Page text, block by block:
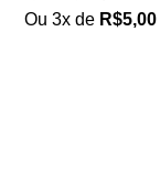
Ou 3x de R$5,00